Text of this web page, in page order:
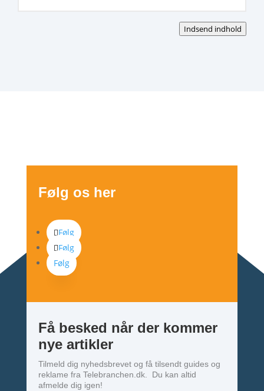
Indsend indhold
Følg os her
Følg
Følg
Følg
Få besked når der kommer
nye artikler
Tilmeld dig nyhedsbrevet og få tilsendt guides og
reklame fra Telebranchen.dk. Du kan altid
afmelde dig igen!